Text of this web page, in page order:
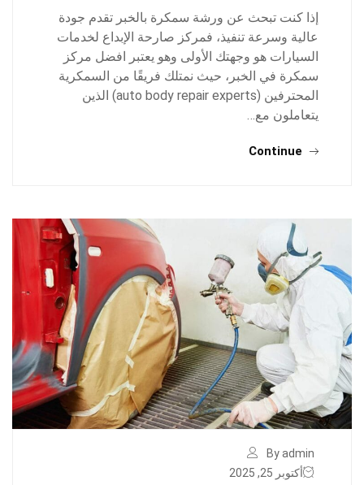
إذا كنت تبحث عن ورشة سمكرة بالخبر تقدم جودة
عالية وسرعة تنفيذ، فمركز صارحة الإبداع لخدمات
السيارات هو وجهتك الأولى وهو يعتبر افضل مركز
سمكرة في الخبر، حيث نمتلك فريقًا من السمكرية
المحترفين (auto body repair experts) الذين
يتعاملون مع…
Continue
By admin
أكتوبر 25, 2025